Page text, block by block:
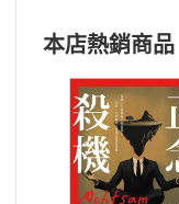
(二)消費
且已下載/存
退貨方式：
貨」，本店
請注意，樂
挑選
Choose
購書後
本店熱銷商品